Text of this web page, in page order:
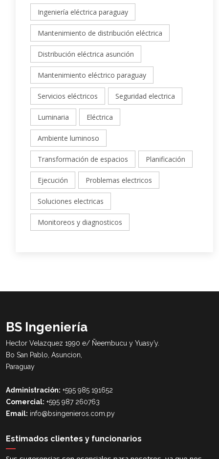
Ingeniería eléctrica paraguay
Mantenimiento de distribución eléctrica
Distribución eléctrica asunción
Mantenimiento eléctrico paraguay
Servicios eléctricos Seguridad electrica
Luminaria Eléctrica
Ambiente luminoso
Transformación de espacios Planificación
Ejecución Problemas electricos
Soluciones electricas
Monitoreos y diagnosticos
BS Ingeniería
Hector Velazquez 1990 e/ Ñeembucu y Yuasy’y.
Bo San Pablo, Asuncion,
Paraguay
Administración: +595 985 191652
Comercial: +595 987 260763
Email: info@bsingenieros.com.py
Estimados clientes y funcionarios